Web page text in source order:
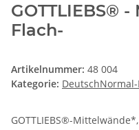
GOTTLIEBS®
Flach-
Artikelnummer: 48 004
Kategorie:
GOTTLIEBS®-